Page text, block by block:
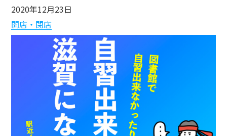
2020年12月23日
開店・閉店